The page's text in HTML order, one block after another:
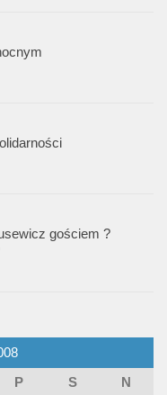
gościem ?
P S
N